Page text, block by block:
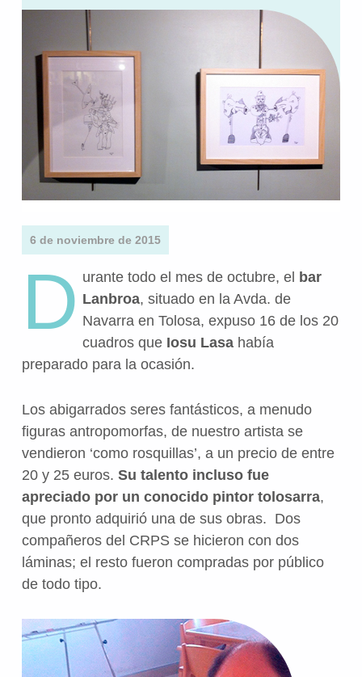
6 de noviembre de 2015
D urante todo el mes de octubre, el bar
Lanbroa, situado en la Avda. de
Navarra en Tolosa, expuso 16 de los 20
cuadros que Iosu Lasa había
preparado para la ocasión.
Los abigarrados seres fantásticos, a menudo
figuras antropomorfas, de nuestro artista se
vendieron ‘como rosquillas’, a un precio de entre
20 y 25 euros. Su talento incluso fue
apreciado por un conocido pintor tolosarra,
que pronto adquirió una de sus obras. Dos
compañeros del CRPS se hicieron con dos
láminas; el resto fueron compradas por público
de todo tipo.